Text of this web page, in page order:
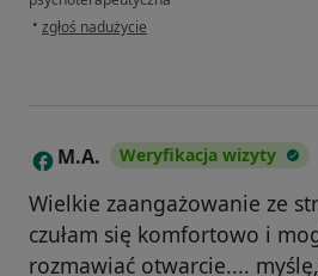
• w opinii użytkownika Zuzanna
zgłoś nadużycie
M M.A. Weryfikacja wizyty
Wielkie zaangażowanie ze
czułam się komfortowo i
rozmawiać otwarcie....